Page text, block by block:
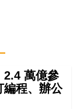
萬億參
程、辦公